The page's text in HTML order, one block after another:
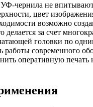
УФ-чернила не
цвет
возможно
делается за счет
головки по
работы современного
оперативную печать